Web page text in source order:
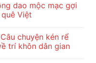
dao mộc mạc gợi
Việt
chuyện kén rể
trí khôn dân gian